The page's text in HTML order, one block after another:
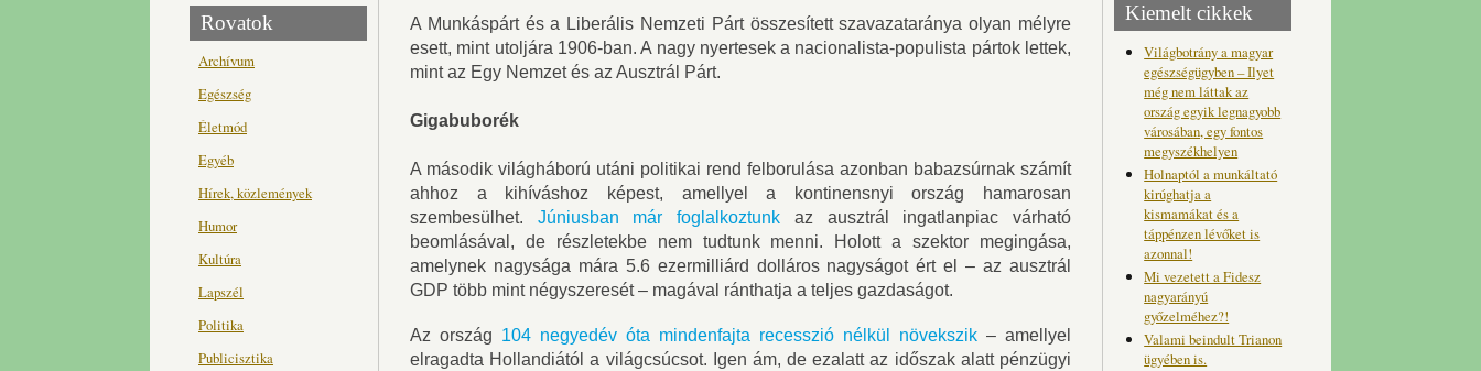
Rovatok
Archívum
Egészség
Életmód
Egyéb
Hírek, közlemények
Humor
Kultúra
Lapszél
Politika
Publicisztika
A Munkáspárt és a Liberális Nemzeti Párt összesített szavazataránya olyan mélyre
esett, mint utoljára 1906-ban. A nagy nyertesek a nacionalista-populista pártok lettek,
mint az Egy Nemzet és az Ausztrál Párt.
Gigabuborék
A második világháború utáni politikai rend felborulása azonban babazsúrnak számít
ahhoz a kihíváshoz képest, amellyel a kontinensnyi ország hamarosan
szembesülhet. Júniusban már foglalkoztunk az ausztrál ingatlanpiac várható
beomlásával, de részletekbe nem tudtunk menni. Holott a szektor megingása,
amelynek nagysága mára 5.6 ezermilliárd dolláros nagyságot ért el – az ausztrál
GDP több mint négyszeresét – magával ránthatja a teljes gazdaságot.
Az ország 104 negyedév óta mindenfajta recesszió nélkül növekszik – amellyel
elragadta Hollandiától a világcsúcsot. Igen ám, de ezalatt az időszak alatt pénzügyi
Kiemelt cikkek
Világbotrány a magyar
egészségügyben – Ilyet
még nem láttak az
ország egyik legnagyobb
városában, egy fontos
megyszékhelyen
Holnaptól a munkáltató
kirúghatja a
kismamákat és a
táppénzen lévőket is
azonnal!
Mi vezetett a Fidesz
nagyarányú
győzelméhez?!
Valami beindult Trianon
ügyében is.